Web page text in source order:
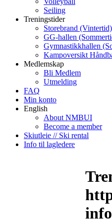
Seiling
Treningstider
Storebrand (Vintertid)
GG-hallen
Gymnastikkhallen
Kampoversikt
Medlemskap
Bli Medlem
Utmelding
FAQ
Min konto
English
About NMBUI
Become a member
Skiutleie // Ski rental
Info til lagledere